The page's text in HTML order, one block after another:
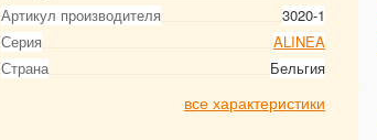
Артикул производителя
3020-1
Серия
ALINEA
Страна
Бельгия
все характеристики